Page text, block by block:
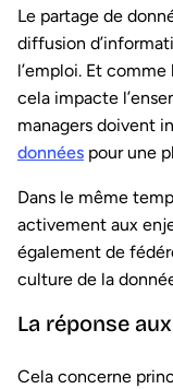
Le partage de
diffusion
l’emploi. Et
cela impacte
managers doivent
données pour une
Dans le même
activement aux
également de
culture de la
La réponse
Cela concerne